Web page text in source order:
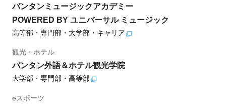
バンタンミュージックアカデミー
POWERED BY ユニバーサル ミュージック
高等部・専門部・大学部・キャリア
観光・ホテル
バンタン外語＆ホテル観光学院
大学部・専門部・高等部
eスポーツ